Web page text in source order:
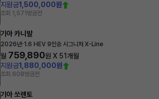
지원금1,500,000원
조회 1,571 방금전
기아 카니발
2026년·1.6 HEV 9인승 시그니처 X-Line
월 759,890원 X 51개월
지원금1,880,000원
조회 608방금전
기아 쏘렌토